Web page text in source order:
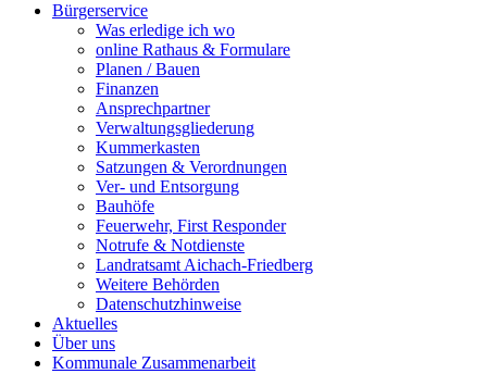
Bürgerservice
Was erledige ich wo
online Rathaus & Formulare
Planen / Bauen
Finanzen
Ansprechpartner
Verwaltungsgliederung
Kummerkasten
Satzungen & Verordnungen
Ver- und Entsorgung
Bauhöfe
Feuerwehr, First Responder
Notrufe & Notdienste
Landratsamt Aichach-Friedberg
Weitere Behörden
Datenschutzhinweise
Aktuelles
Über uns
Kommunale Zusammenarbeit